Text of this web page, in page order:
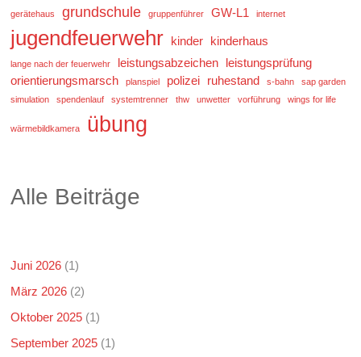
gerätehaus grundschule gruppenführer GW-L1 internet
jugendfeuerwehr kinder kinderhaus
lange nach der feuerwehr leistungsabzeichen leistungsprüfung
orientierungsmarsch
planspiel polizei ruhestand s-bahn
sap garden
simulation
spendenlauf systemtrenner thw unwetter vorführung wings for life
wärmebildkamera übung
Alle Beiträge
Juni 2026 (1)
März 2026 (2)
Oktober 2025 (1)
September 2025 (1)